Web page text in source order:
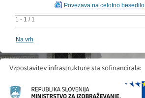
1 - 1 / 1
Povezava na celotno besedilo
Na vrh